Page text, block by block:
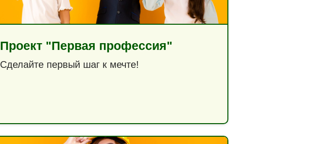
Проект "Первая профессия"
Сделайте первый шаг к мечте!